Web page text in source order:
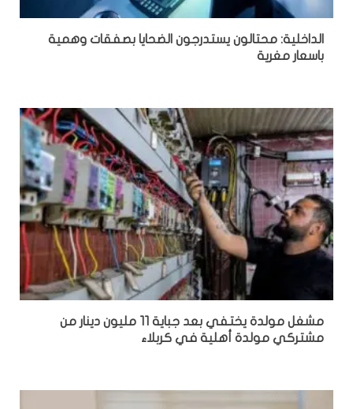
الداخلية: محتالون يستدرجون الضحايا بصفقات وهمية
باسعار مغرية
مشغل مولدة يختفي بعد جباية 11 مليون دينار من
مشتركي مولدة أهلية في كربلاء